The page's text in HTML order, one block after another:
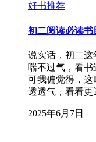
好书推荐
初二阅读必读书
说实话，初二
喘不过气，看书
可我偏觉得，这
透透气，看看
2025年6月7日